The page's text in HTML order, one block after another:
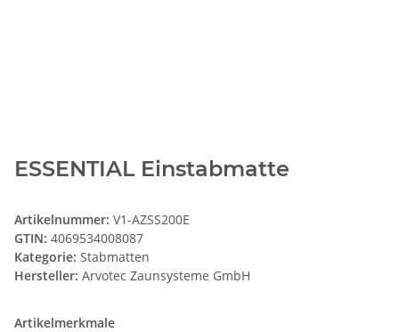
ESSENTIAL Einstabmatte
Artikelnummer: V1-AZSS200E
GTIN: 4069534008087
Kategorie: Stabmatten
Hersteller: Arvotec Zaunsysteme GmbH
Artikelmerkmale